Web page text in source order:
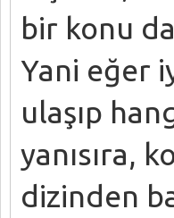
bir konu
Yani eğer
ulaşıp
yanısıra,
dizinden